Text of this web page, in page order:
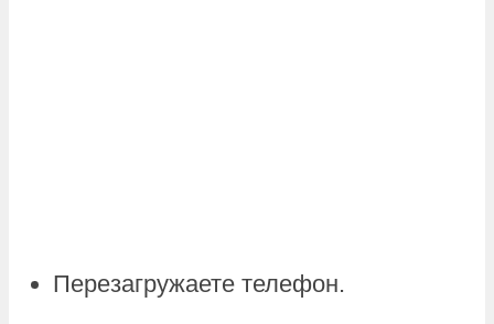
Перезагружаете телефон.